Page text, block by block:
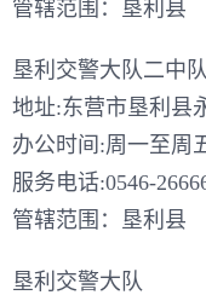
管辖范围：垦利县
垦利交警大队二中队
地址:东营市垦利县
办公时间:周一至周
服务电话:0546-
管辖范围：垦利县
垦利交警大队